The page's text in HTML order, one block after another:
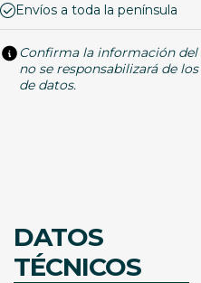
Envíos a toda la península
Confirma la información
no se responsabilizará de
de datos.
DATOS
TÉCNICOS